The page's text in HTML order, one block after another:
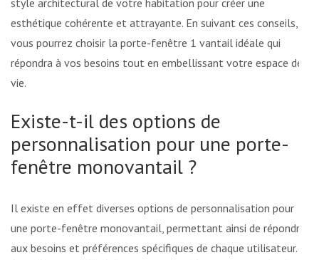
style architectural de votre habitation pour créer une
esthétique cohérente et attrayante. En suivant ces conseils,
vous pourrez choisir la porte-fenêtre 1 vantail idéale qui
répondra à vos besoins tout en embellissant votre espace de
vie.
Existe-t-il des options de
personnalisation pour une porte-
fenêtre monovantail ?
Il existe en effet diverses options de personnalisation pour
une porte-fenêtre monovantail, permettant ainsi de répondre
aux besoins et préférences spécifiques de chaque utilisateur.